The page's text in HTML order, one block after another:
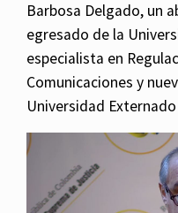
Barbosa Delgado, un
egresado de la
especialista en
Comunicaciones y
Universidad